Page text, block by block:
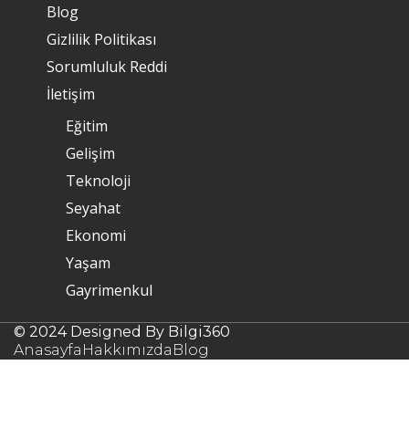
Blog
Gizlilik Politikası
Sorumluluk Reddi
İletişim
Eğitim
Gelişim
Teknoloji
Seyahat
Ekonomi
Yaşam
Gayrimenkul
© 2024 Designed By Bilgi360
Anasayfa Hakkımızda Blog